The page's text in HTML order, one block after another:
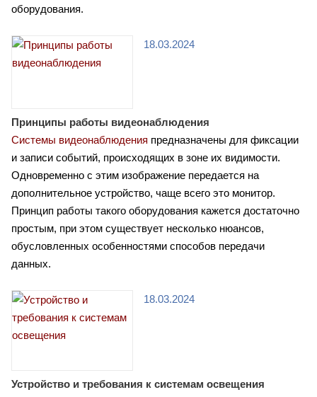
оборудования.
18.03.2024
Принципы работы видеонаблюдения
Системы видеонаблюдения предназначены для фиксации
и записи событий, происходящих в зоне их видимости.
Одновременно с этим изображение передается на
дополнительное устройство, чаще всего это монитор.
Принцип работы такого оборудования кажется достаточно
простым, при этом существует несколько нюансов,
обусловленных особенностями способов передачи
данных.
18.03.2024
Устройство и требования к системам освещения